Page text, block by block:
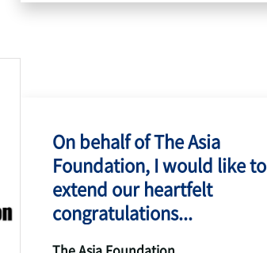
On behalf of The Asia
Foundation, I would like to
extend our heartfelt
congratulations...